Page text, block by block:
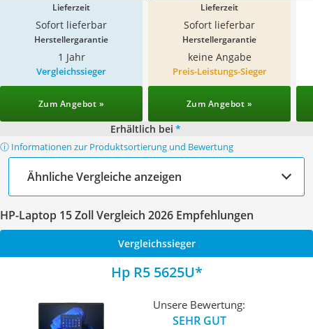
Lieferzeit
Sofort lieferbar
Lieferzeit
Sofort lieferbar
Herstellergarantie
1 Jahr
Herstellergarantie
keine Angabe
Vergleichssieger
Zum Angebot »
Preis-Leistungs-Sieger
Zum Angebot »
Erhältlich bei *
ⓘ Informationen zur Produktsortierung und Bewertung
Ähnliche Vergleiche anzeigen
HP-Laptop 15 Zoll Vergleich 2026 Empfehlungen
Vergleichssieger
Hp R5 5625U
Unsere Bewertung:
SEHR GUT